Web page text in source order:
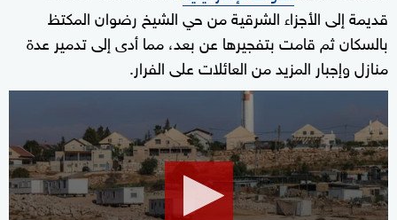
قديمة إلى الأجزاء الشرقية من حي الشيخ رضوان المكتظ
بالسكان ثم قامت بتفجيرها عن بعد، مما أدى إلى تدمير عدة
منازل وإجبار المزيد من العائلات على الفرار.
of
12
minutes,
54